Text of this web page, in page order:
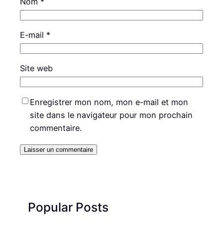
E-mail *
Site web
Enregistrer mon nom, mon e-mail et mon
site dans le navigateur pour mon prochain
commentaire.
Popular Posts